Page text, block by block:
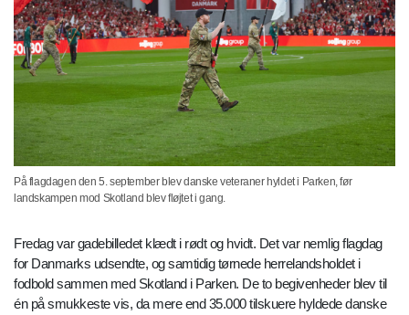
På flagdagen den 5. september blev danske veteraner hyldet i Parken, før
landskampen mod Skotland blev fløjtet i gang.
Fredag var gadebilledet klædt i rødt og hvidt. Det var nemlig flagdag
for Danmarks udsendte, og samtidig tørnede herrelandsholdet i
fodbold sammen med Skotland i Parken. De to begivenheder blev til
én på smukkeste vis, da mere end 35.000 tilskuere hyldede danske